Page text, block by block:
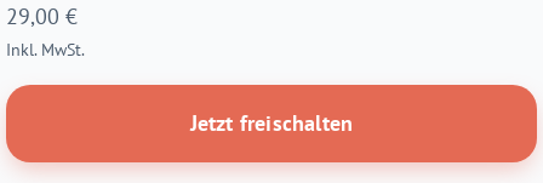
29,00 €
Inkl. MwSt.
Jetzt freischalten